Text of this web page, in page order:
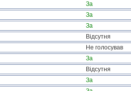
За
За
За
Відсутня
Не голосував
За
Відсутня
За